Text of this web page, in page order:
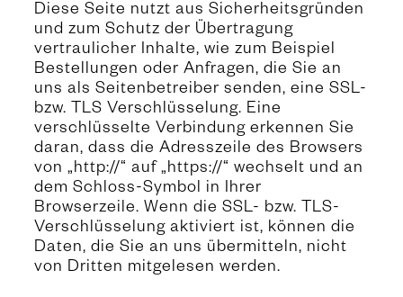
Diese Seite nutzt aus Sicherheitsgründen
und zum Schutz der Übertragung
vertraulicher Inhalte, wie zum Beispiel
Bestellungen oder Anfragen, die Sie an
uns als Seitenbetreiber senden, eine SSL-
bzw. TLS Verschlüsselung. Eine
verschlüsselte Verbindung erkennen Sie
daran, dass die Adresszeile des Browsers
von „http://“ auf „https://“ wechselt und an
dem Schloss-Symbol in Ihrer
Browserzeile. Wenn die SSL- bzw. TLS-
Verschlüsselung aktiviert ist, können die
Daten, die Sie an uns übermitteln, nicht
von Dritten mitgelesen werden.